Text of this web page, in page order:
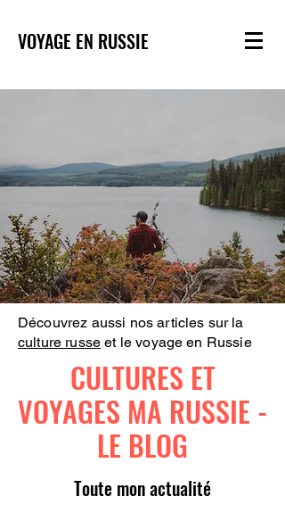
VOYAGE EN RUSSIE
Découvrez aussi nos articles sur la
culture russe et le voyage en Russie
CULTURES ET
VOYAGES MA RUSSIE -
LE BLOG
Toute mon actualité